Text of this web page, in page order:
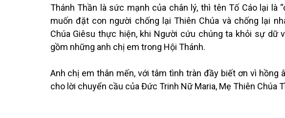
Thánh Thần là sức mạnh của chân lý, thì tên Tố Cáo lại là
muốn đặt con người chống lại Thiên Chúa và chống lại
Chúa Giêsu thực hiện, khi Người cứu chúng ta khỏi sự dữ
gồm những anh chị em trong Hội Thánh.
Anh chị em thân mến, với tâm tình tràn đầy biết ơn vì hồng
cho lời chuyển cầu của Đức Trinh Nữ Maria, Mẹ Thiên Chúa